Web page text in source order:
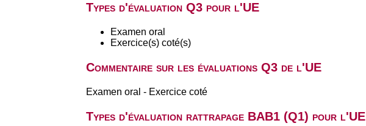
Types d'évaluation Q3 pour l'UE
Examen oral
Exercice(s) coté(s)
Commentaire sur les évaluations Q3 de l'UE
Examen oral - Exercice coté
Types d'évaluation rattrapage BAB1 (Q1) pour l'UE